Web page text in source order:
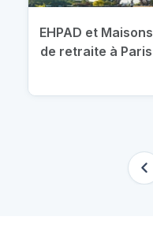
EHPAD et Maisons
de retraite à Paris